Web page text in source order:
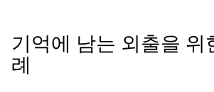
기억에 남는 외출을 위
례